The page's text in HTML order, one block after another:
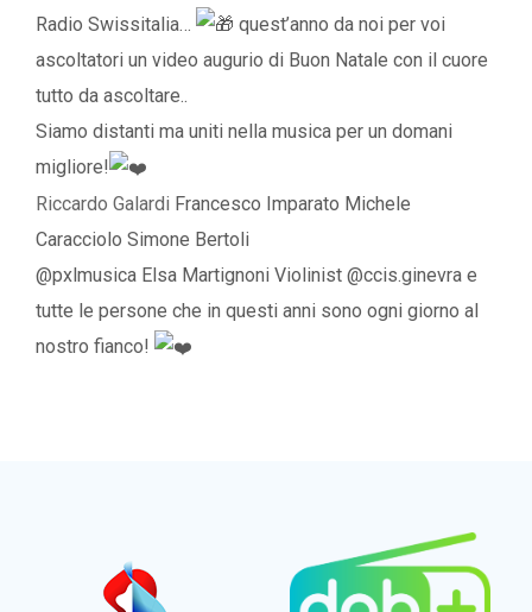
Radio Swissitalia…
quest’anno da noi per voi
ascoltatori un video augurio di Buon Natale con il cuore
tutto da ascoltare..
Siamo distanti ma uniti nella musica per un domani
migliore!
Riccardo Galardi Francesco Imparato Michele
Caracciolo Simone Bertoli
@pxlmusica Elsa Martignoni Violinist @ccis.ginevra e
tutte le persone che in questi anni sono ogni giorno al
nostro fianco!